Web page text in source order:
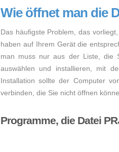
Wie öffnet man die
Das häufigste Problem, das
haben auf Ihrem Gerät die
man muss nur aus der Liste, die
auswählen und installieren, mit
Installation sollte der Computer
verbinden, die Sie nicht öffnen
Programme, die Datei